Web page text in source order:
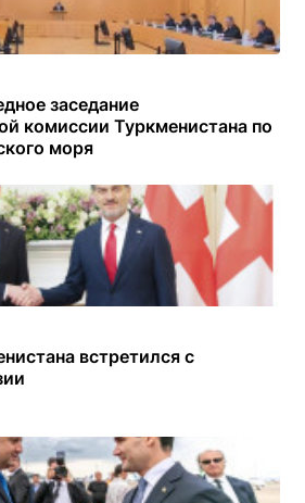
заседание
комиссии Туркменистана по
моря
встретился с